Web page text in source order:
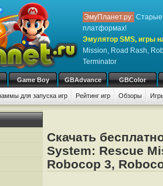
ЭмуПланет.ру: Старые
платформах!
Эмулятор SMS, игры
Mission, Road Rash,
Terminator
Game Boy GBAdvance GBColor
для запуска игр Рейтинг игр Обзоры
Скачать
System: Rescue
Robocop 3,